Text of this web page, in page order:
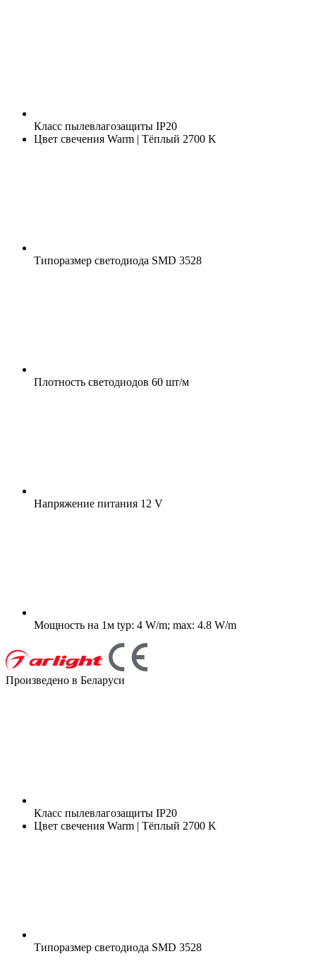
Класс пылевлагозащиты IP20
Цвет свечения Warm | Тёплый 2700 K
Типоразмер светодиода SMD 3528
Плотность светодиодов 60 шт/м
Напряжение питания 12 V
Мощность на 1м typ: 4 W/m; max: 4.8 W/m
Произведено в Беларуси
Класс пылевлагозащиты IP20
Цвет свечения Warm | Тёплый 2700 K
Типоразмер светодиода SMD 3528